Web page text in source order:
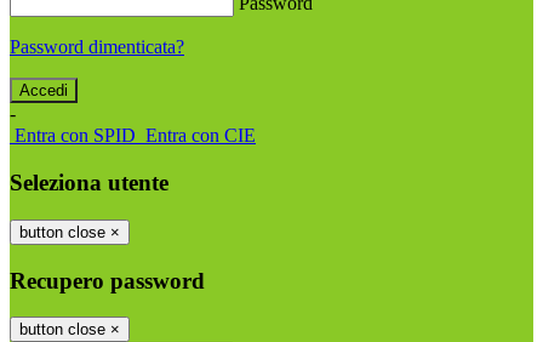
Password dimenticata?
-
Entra con SPID Entra con CIE
Seleziona utente
button close ×
Recupero password
button close ×